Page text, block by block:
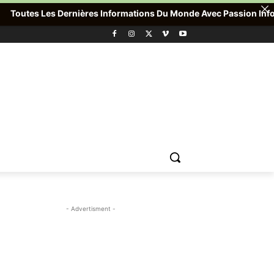
- Advertisment -
Les Dernières Informations Du Monde Avec Passion Info